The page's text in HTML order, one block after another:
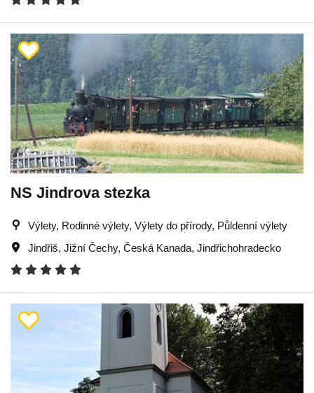
NS Jindrova stezka
Výlety, Rodinné výlety, Výlety do přírody, Půldenní výlety
Jindřiš, Jižní Čechy, Česká Kanada, Jindřichohradecko